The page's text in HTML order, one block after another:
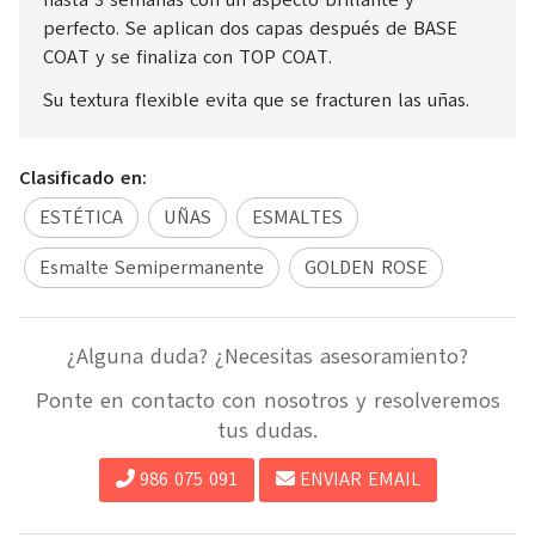
perfecto. Se aplican dos capas después de BASE
COAT y se finaliza con TOP COAT.
Su textura flexible evita que se fracturen las uñas.
Clasificado en:
ESTÉTICA
UÑAS
ESMALTES
Esmalte Semipermanente
GOLDEN ROSE
¿Alguna duda? ¿Necesitas asesoramiento?
Ponte en contacto con nosotros y resolveremos
tus dudas.
986 075 091 ENVIAR EMAIL